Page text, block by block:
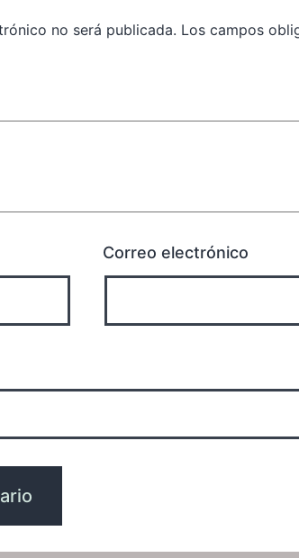
no será publicada. Los campos
Correo electrónico